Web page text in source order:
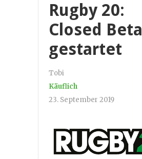
Rugby 20:
Closed Beta
gestartet
Tobi
Käuflich
23. September 2019